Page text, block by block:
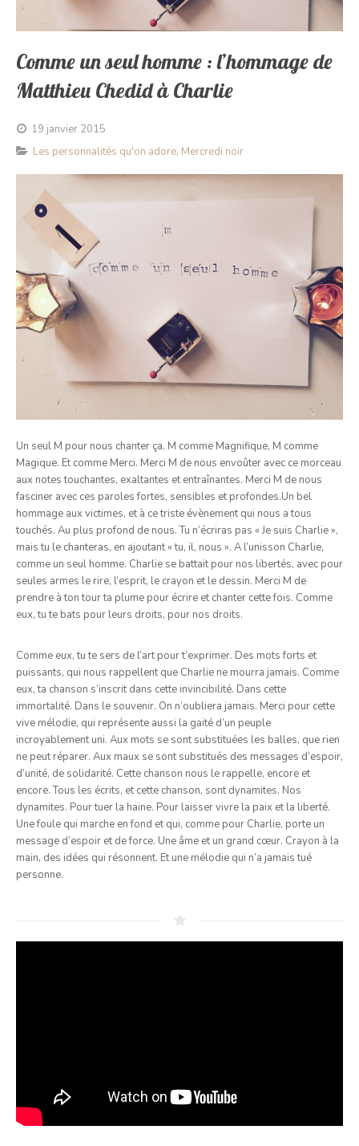
Comme un seul homme : l’hommage de
Matthieu Chedid à Charlie
19 janvier 2015
Les personnalités qu'on adore, Mercredi noir
Un seul M pour nous chanter ça. M comme Magnifique, M comme
Magique. Et comme Merci. Merci M de nous envoûter avec ce morceau
aux notes touchantes, exaltantes et entraînantes. Merci M de nous
fasciner avec ces paroles fortes, sensibles et profondes.Un bel
hommage aux victimes, et à ce triste évènement qui nous a tous
touchés. Au plus profond de nous. Tu n’écriras pas « Je suis Charlie »,
mais tu le chanteras, en ajoutant « tu, il, nous ». A l’unisson Charlie,
comme un seul homme. Charlie se battait pour nos libertés, avec pour
seules armes le rire, l’esprit, le crayon et le dessin. Merci M de
prendre à ton tour ta plume pour écrire et chanter cette fois. Comme
eux, tu te bats pour leurs droits, pour nos droits.
Comme eux, tu te sers de l’art pour t’exprimer. Des mots forts et
puissants, qui nous rappellent que Charlie ne mourra jamais. Comme
eux, ta chanson s’inscrit dans cette invincibilité. Dans cette
immortalité. Dans le souvenir. On n’oubliera jamais. Merci pour cette
vive mélodie, qui représente aussi la gaité d’un peuple
incroyablement uni. Aux mots se sont substituées les balles, que rien
ne peut réparer. Aux maux se sont substitués des messages d’espoir,
d’unité, de solidarité. Cette chanson nous le rappelle, encore et
encore. Tous les écrits, et cette chanson, sont dynamites. Nos
dynamites. Pour tuer la haine. Pour laisser vivre la paix et la liberté.
Une foule qui marche en fond et qui, comme pour Charlie, porte un
message d’espoir et de force. Une âme et un grand cœur. Crayon à la
main, des idées qui résonnent. Et une mélodie qui n’a jamais tué
personne.